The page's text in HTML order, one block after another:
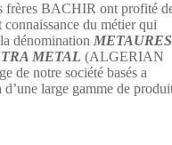
frères BACHIR ont profité
connaissance du métier qui
dénomination METAURES
METAL (ALGERIAN
notre société basés a
large gamme de